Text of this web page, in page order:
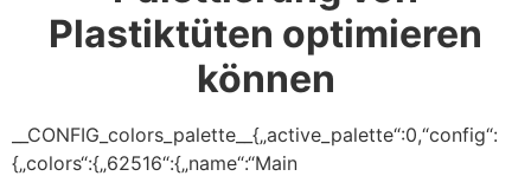
Plastiktüten optimieren
können
__CONFIG_colors_palette__{„active_palette“:0,“config“:
{„colors“:{„62516“:{„name“:“Main